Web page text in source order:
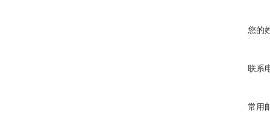
您的
联系
常用